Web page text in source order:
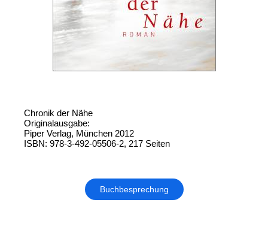
Chronik der Nähe
Originalausgabe:
Piper Verlag, München 2012
ISBN: 978-3-492-05506-2, 217 Seiten
Buchbesprechung